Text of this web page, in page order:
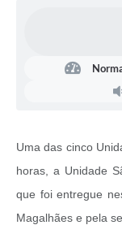
Uma das cinco
horas, a Unidade
que foi entregue
Magalhães e pela